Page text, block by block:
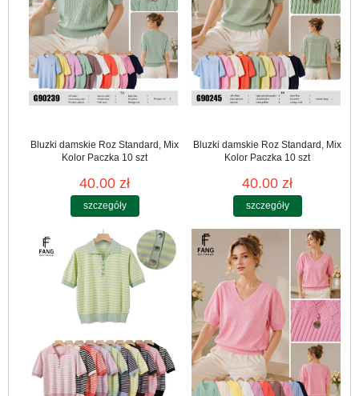
Bluzki damskie Roz Standard, Mix
Kolor Paczka 10 szt
40.00 zł
szczegóły
Bluzki damskie Roz Standard, Mix
Kolor Paczka 10 szt
40.00 zł
szczegóły